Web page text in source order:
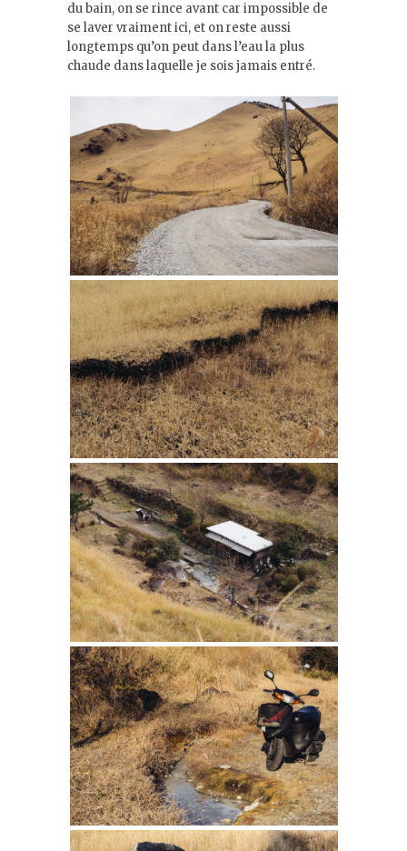
du bain, on se rince avant car impossible de
se laver vraiment ici, et on reste aussi
longtemps qu’on peut dans l’eau la plus
chaude dans laquelle je sois jamais entré.